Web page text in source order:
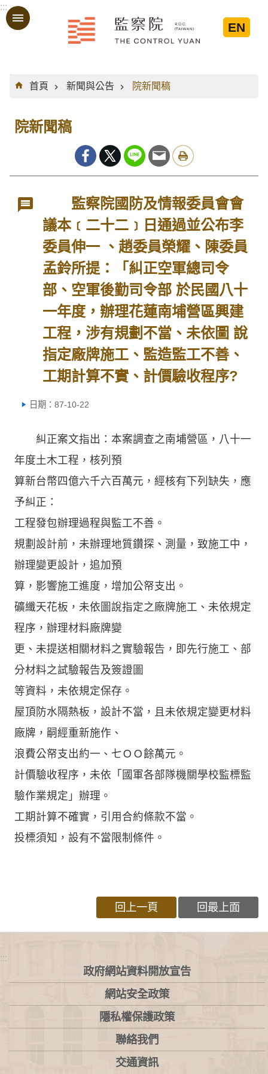
跳到主要內容區塊
:::
EN
:::
首頁
新聞與公告 院新聞稿
院新聞稿
監察院國防及情報委員會會
議本﹝二十二﹞日通過並公布李
委員伸一 、趙委員榮耀、陳委員
孟鈴所提：「糾正空軍總司令
部、空軍後勤司令部 於民國八十
一年度，辦理花蓮南埔營區興建
工程，涉有規劃不當、未依圖 說
指定廠牌施工、監造監工不善、
工期計算不實、計價驗收程序?
日期：87-10-22
糾正案文指出：本案調查之南埔營區，八十一
年度土木工程，核列預
算新台幣四億六千六百萬元，經核有下列缺失，應
予糾正：
工程發包辦理過程與監工不善。
規劃設計前，未辦理地質鑽探、測量，致施工中，
辦理變更設計，追加預
算，影響施工進度，增加公帑支出。
礦纖天花板，未依圖說指定之廠牌施工、未依規定
程序，辦理材料廠牌變
更、未提送相關材料之實驗報告，即先行施工、部
分材料之試驗報告及簽證圖
等資料，未依規定保存。
屋頂防水隔熱板，設計不當，且未依規定變更材料
廠牌，嗣經重新施作、
浪費公帑支出約一、七ＯＯ餘萬元。
計價驗收程序，未依「國軍各部隊機關學校監標監
驗作業規定」辦理。
工期計算不確實，引用合約條款不當。
投標須知，設有不當限制條件。
回上一頁 回最上面
:::
政府網站資料開放宣告
網站安全政策
隱私權保護政策
聯絡我們
交通資訊